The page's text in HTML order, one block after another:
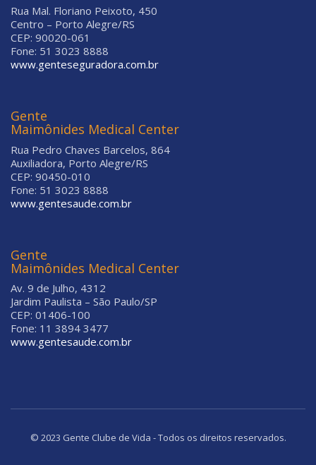
Rua Mal. Floriano Peixoto, 450
Centro – Porto Alegre/RS
CEP: 90020-061
Fone: 51 3023 8888
www.genteseguradora.com.br
Gente
Maimônides Medical Center
Rua Pedro Chaves Barcelos, 864
Auxiliadora, Porto Alegre/RS
CEP: 90450-010
Fone: 51 3023 8888
www.gentesaude.com.br
Gente
Maimônides Medical Center
Av. 9 de Julho, 4312
Jardim Paulista – São Paulo/SP
CEP: 01406-100
Fone: 11 3894 3477
www.gentesaude.com.br
© 2023 Gente Clube de Vida - Todos os direitos reservados.